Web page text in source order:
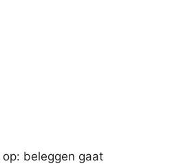
beleggen gaat